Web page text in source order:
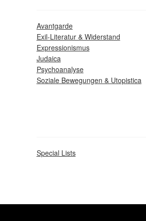
Avantgarde
Exil-Literatur & Widerstand
Expressionismus
Judaica
Psychoanalyse
Soziale Bewegungen & Utopistica
Special Lists